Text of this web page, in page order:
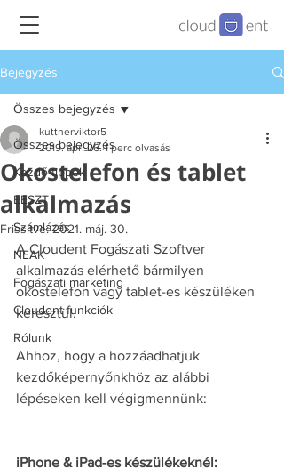
Bejegyzés
Összes bejegyzés
Kezdő tippek
EESZT
Számlázás
NEAK
Fogászati marketing
Cloudent funkciók
Rólunk
Összes bejegyzés
Okostelefon és tablet
alkalmazás
kuttnerviktor5
2019. ápr. 26. 1 perc olvasás
Frissítve:2021. máj. 30.
A Cloudent Fogászati Szoftver
alkalmazás elérhető bármilyen
okostelefon vagy tablet-es készüléken
keresztül.
Ahhoz, hogy a hozzáadhatjuk
kezdőképernyőnkhöz az alábbi
lépéseken kell végigmennünk:
iPhone & iPad-es készülékeknél: